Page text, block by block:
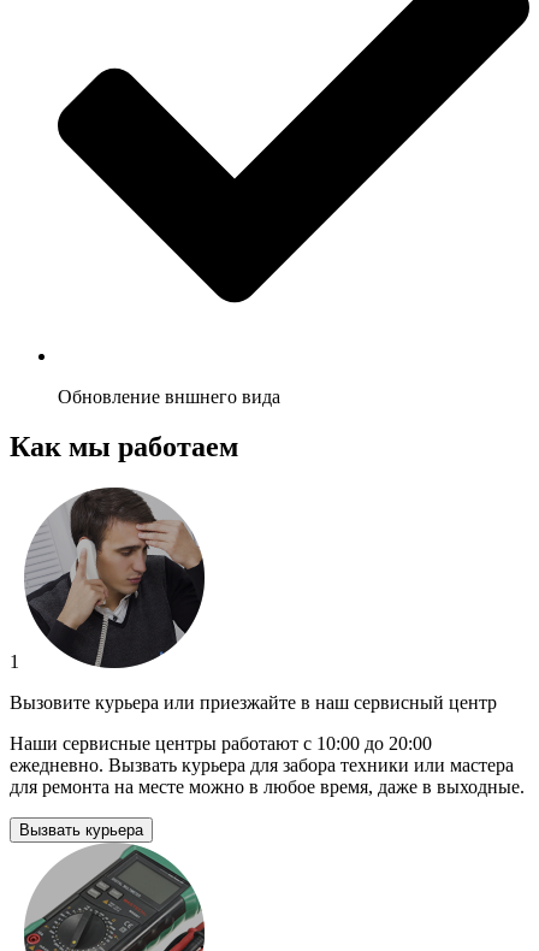
Обновление вншнего вида
Как мы работаем
1
Вызовите курьера или приезжайте в наш сервисный центр
Наши сервисные центры работают с 10:00 до 20:00
ежедневно. Вызвать курьера для забора техники или мастера
для ремонта на месте можно в любое время, даже в выходные.
Вызвать курьера